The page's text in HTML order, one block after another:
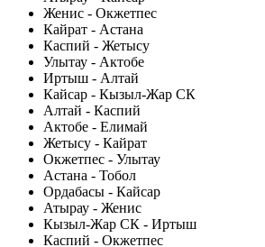
Женис - Окжетпес
Кайрат - Астана
Каспий - Жетысу
Улытау - Актобе
Иртыш - Алтай
Кайсар - Кызыл-Жар СК
Алтай - Каспий
Актобе - Елимай
Жетысу - Кайрат
Окжетпес - Улытау
Астана - Тобол
Ордабасы - Кайсар
Атырау - Женис
Кызыл-Жар СК - Иртыш
Каспий - Окжетпес